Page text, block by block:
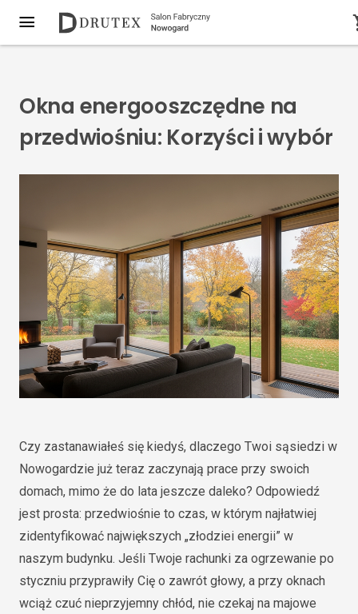
Okna energooszczędne na
przedwiośniu: Korzyści i wybór
Czy zastanawiałeś się kiedyś, dlaczego Twoi sąsiedzi w
Nowogardzie już teraz zaczynają prace przy swoich
domach, mimo że do lata jeszcze daleko? Odpowiedź
jest prosta: przedwiośnie to czas, w którym najłatwiej
zidentyfikować największych „złodziei energii” w
naszym budynku. Jeśli Twoje rachunki za ogrzewanie po
styczniu przyprawiły Cię o zawrót głowy, a przy oknach
wciąż czuć nieprzyjemny chłód, nie czekaj na majowe